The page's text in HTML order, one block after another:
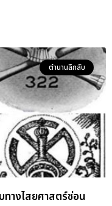
ตำนานลึกลับ
างไสยศาสตร์ซ่อน